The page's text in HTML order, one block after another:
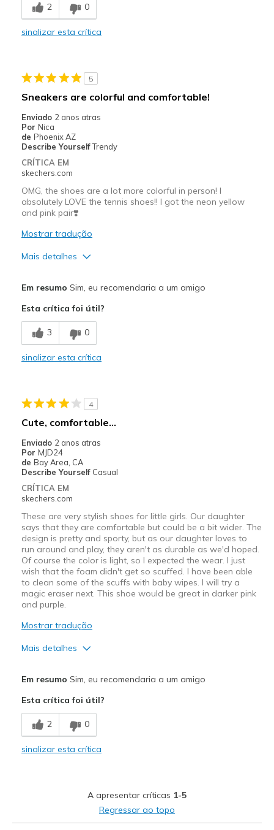
Comfortable
Casual Wear
Going Out
Width
Sizing
View On Shoes
I'm Really Into Shoes
2 0
sinalizar esta crítica
5
Sneakers are colorful and comfortable!
Enviado 2 anos atras
Por Nica
de Phoenix AZ
Describe YourselfTrendy
CRÍTICA EM
skechers.com
OMG, the shoes are a lot more colorful in person! I
absolutely LOVE the tennis shoes!! I got the neon yellow
and pink pair❣️
Mostrar tradução
Mais detalhes
View On Shoes
Em resumo Sim, eu recomendaria a um amigo
Esta crítica foi útil?
3 0
sinalizar esta crítica
4
Cute, comfortable...
Enviado 2 anos atras
Por MJD24
de Bay Area, CA
Describe Yourself Casual
CRÍTICA EM
skechers.com
These are very stylish shoes for little girls. Our daughter
says that they are comfortable but could be a bit wider. The
design is pretty and sporty, but as our daughter loves to
run around and play, they aren't as durable as we'd hoped.
Of course the color is light, so I expected the wear. I just
wish that the foam didn't get so scuffed. I have been able
to clean some of the scuffs with baby wipes. I will try a
magic eraser next. This shoe would be great in darker pink
and purple.
Mostrar tradução
Mais detalhes
Comfortable
Stylish
Melhores utilizações
Casual Wear
Em resumo Sim, eu recomendaria a um amigo
Esta crítica foi útil?
2 0
sinalizar esta crítica
A apresentar críticas 1-5
Regressar ao topo